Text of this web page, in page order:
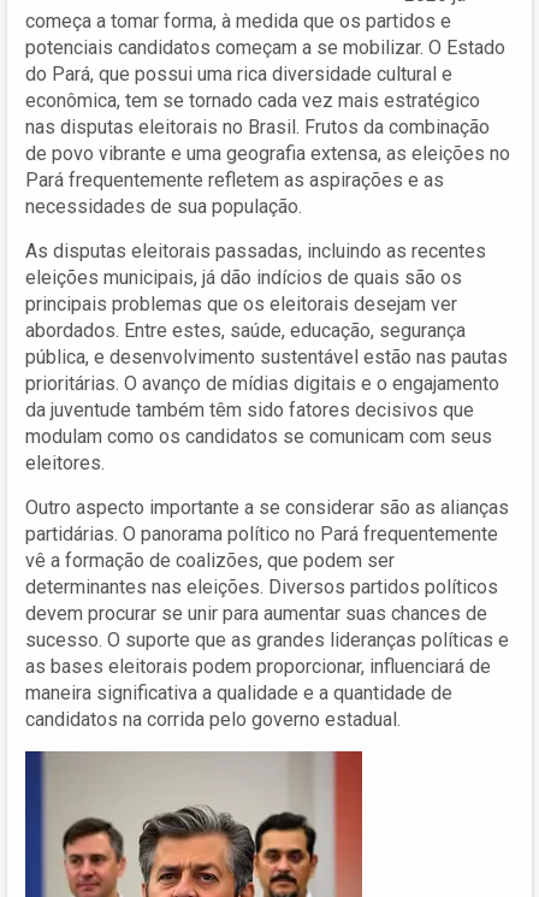
começa a tomar forma, à medida que os partidos e
potenciais candidatos começam a se mobilizar. O Estado
do Pará, que possui uma rica diversidade cultural e
econômica, tem se tornado cada vez mais estratégico
nas disputas eleitorais no Brasil. Frutos da combinação
de povo vibrante e uma geografia extensa, as eleições no
Pará frequentemente refletem as aspirações e as
necessidades de sua população.
As disputas eleitorais passadas, incluindo as recentes
eleições municipais, já dão indícios de quais são os
principais problemas que os eleitorais desejam ver
abordados. Entre estes, saúde, educação, segurança
pública, e desenvolvimento sustentável estão nas pautas
prioritárias. O avanço de mídias digitais e o engajamento
da juventude também têm sido fatores decisivos que
modulam como os candidatos se comunicam com seus
eleitores.
Outro aspecto importante a se considerar são as alianças
partidárias. O panorama político no Pará frequentemente
vê a formação de coalizões, que podem ser
determinantes nas eleições. Diversos partidos políticos
devem procurar se unir para aumentar suas chances de
sucesso. O suporte que as grandes lideranças políticas e
as bases eleitorais podem proporcionar, influenciará de
maneira significativa a qualidade e a quantidade de
candidatos na corrida pelo governo estadual.